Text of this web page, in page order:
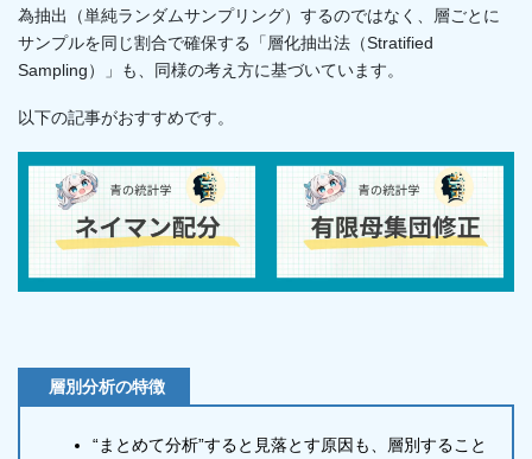
為抽出（単純ランダムサンプリング）するのではなく、層ごとに
サンプルを同じ割合で確保する「層化抽出法（Stratified
Sampling）」も、同様の考え方に基づいています。
以下の記事がおすすめです。
層別分析の特徴
“まとめて分析”すると見落とす原因も、層別すること